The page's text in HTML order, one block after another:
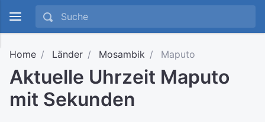
Home Länder Mosambik Maputo
Aktuelle Uhrzeit Maputo
mit Sekunden